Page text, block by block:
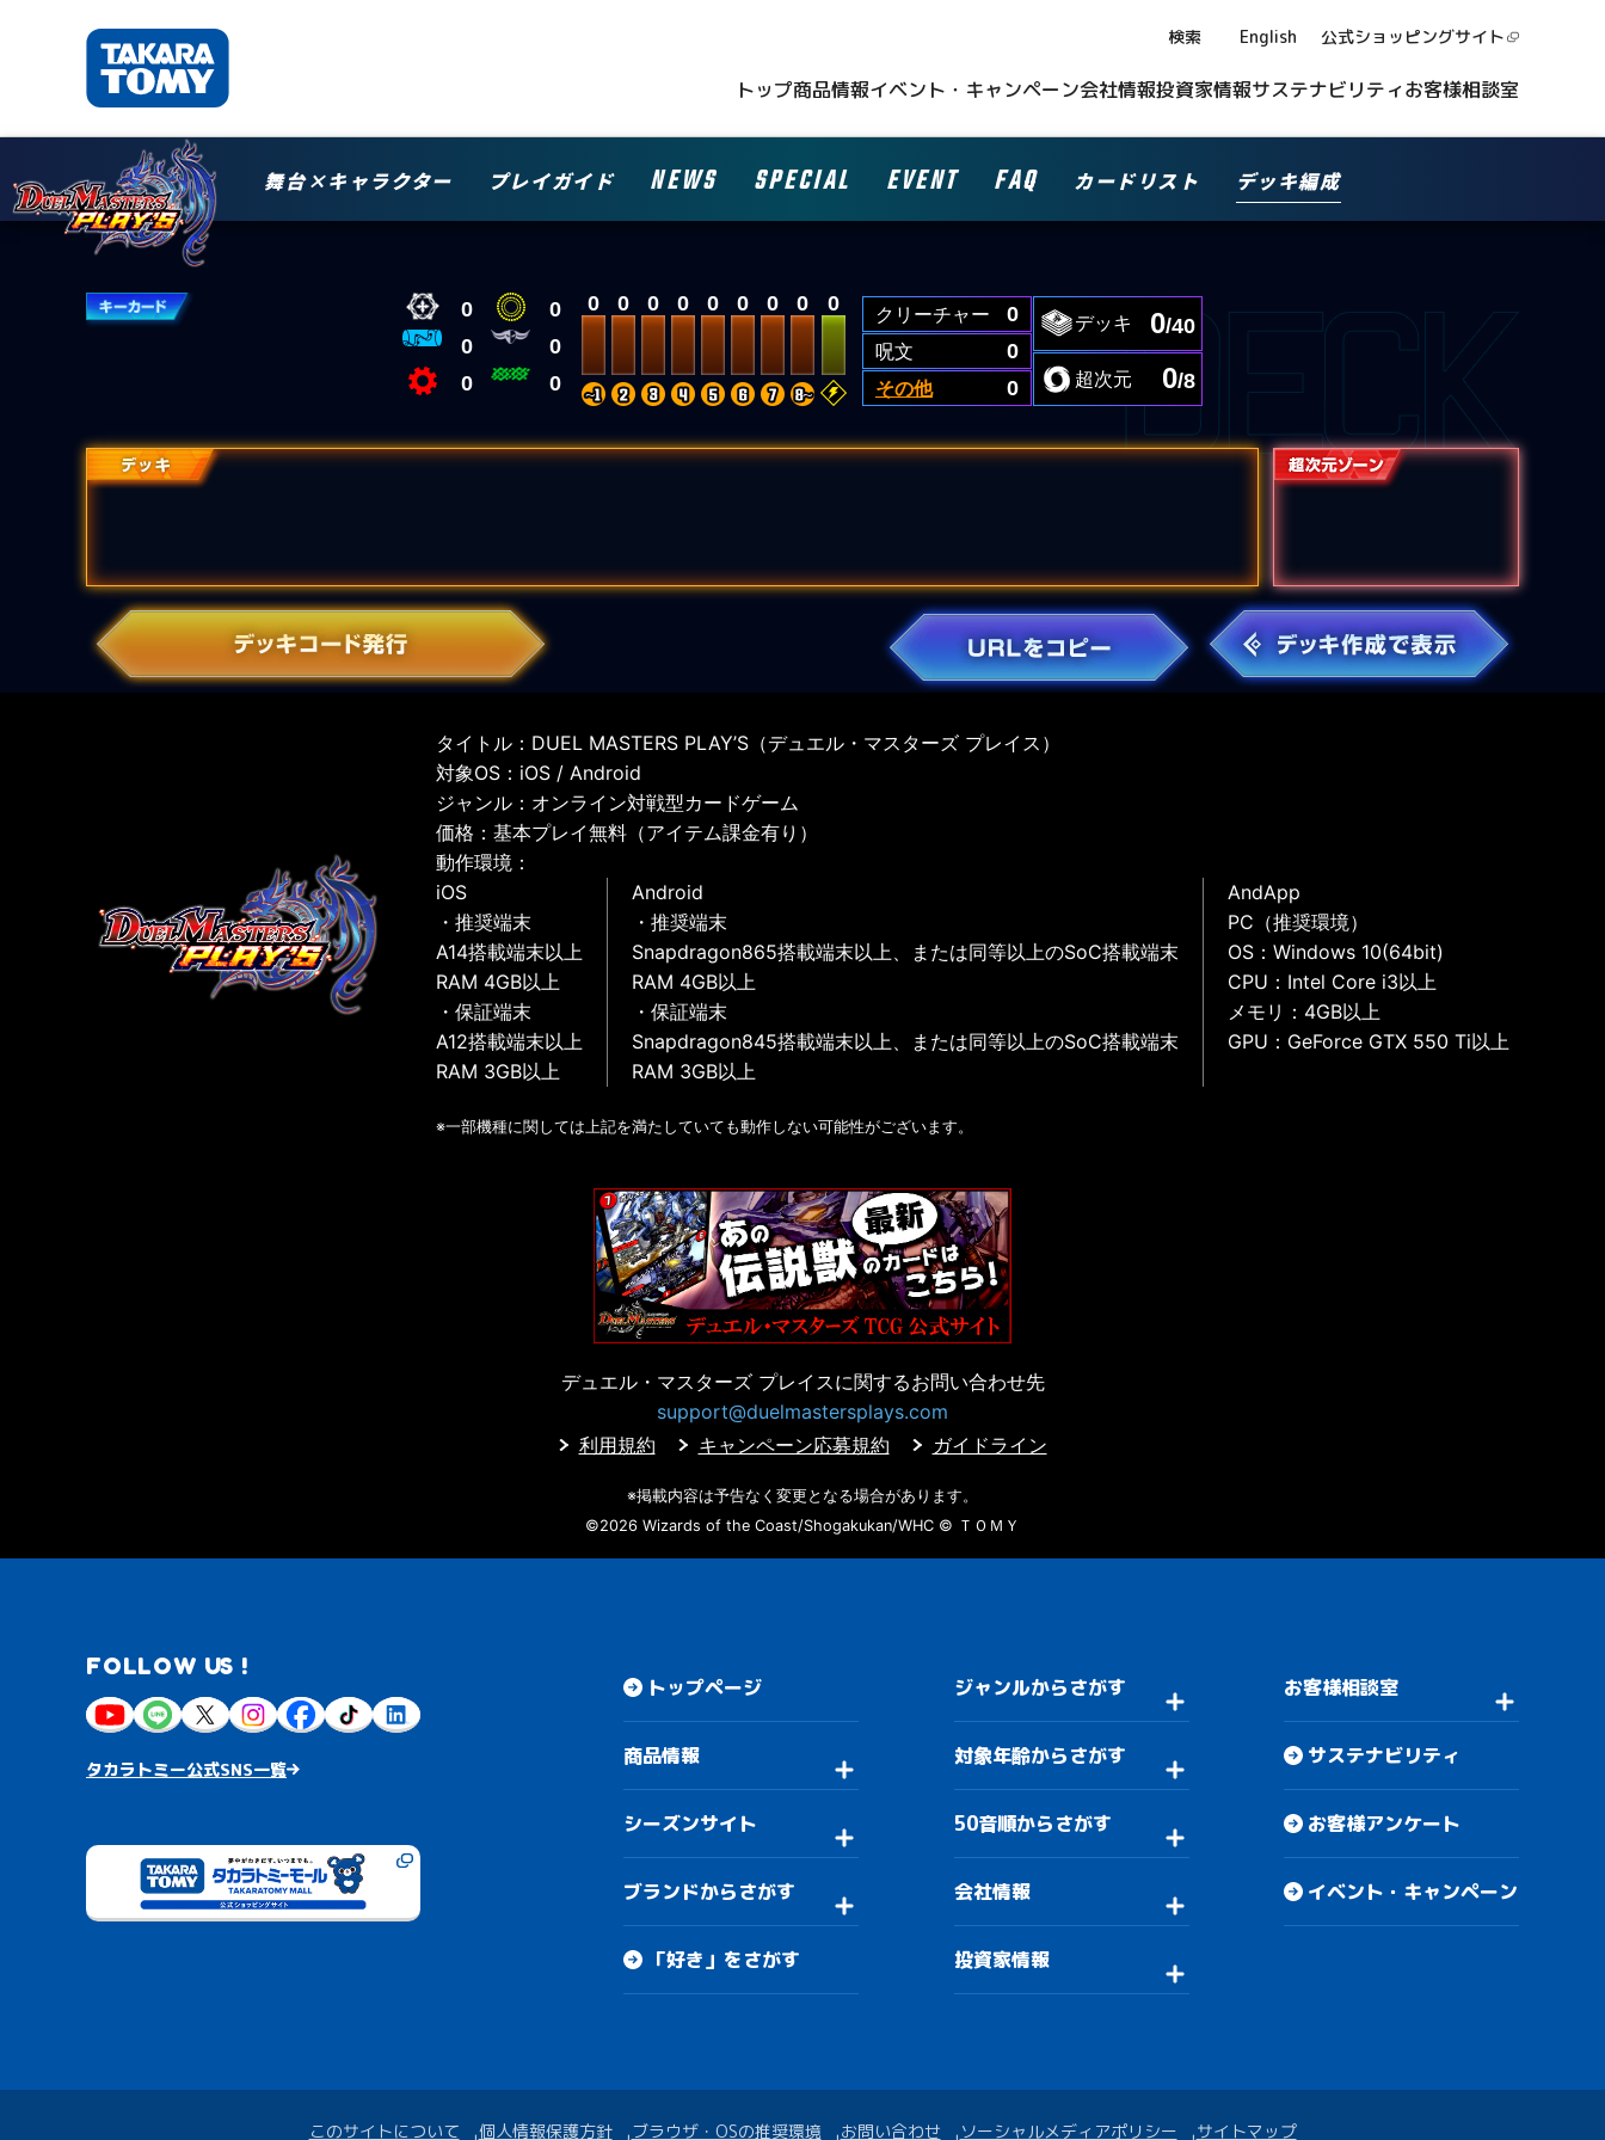
検索 English 公式ショッピングサイト
トップ商品情報イベント・キャンペーン会社情報投資家情報サステナビリティお客様相談室
舞台×キャラクター プレイガイド NEWS SPECIAL EVENT FAQ カードリスト デッキ編成
0
0
0
0
0
0
0 0 0 0 0 0 0 0 0 クリーチャー
0
呪文
0
その他
0
デッキ 0/40
超次元 0/8
タイトル：DUEL MASTERS PLAY’S（デュエル・マスターズ プレイス）
対象OS：iOS / Android
ジャンル：オンライン対戦型カードゲーム
価格：基本プレイ無料（アイテム課金有り）
動作環境：
iOS
・推奨端末
A14搭載端末以上
RAM 4GB以上
・保証端末
A12搭載端末以上
RAM 3GB以上
Android
・推奨端末
Snapdragon865搭載端末以上、または同等以上のSoC搭載端末
RAM 4GB以上
・保証端末
Snapdragon845搭載端末以上、または同等以上のSoC搭載端末
RAM 3GB以上
AndApp
PC（推奨環境）
OS：Windows 10(64bit)
CPU：Intel Core i3以上
メモリ：4GB以上
GPU：GeForce GTX 550 Ti以上
※一部機種に関しては上記を満たしていても動作しない可能性がございます。
デュエル・マスターズ プレイスに関するお問い合わせ先
support@duelmastersplays.com
利用規約
キャンペーン応募規約 ガイドライン
※掲載内容は予告なく変更となる場合があります。
©2026 Wizards of the Coast/Shogakukan/WHC © ＴＯＭＹ
FOLLOW US !
タカラトミー公式SNS一覧
トップページ
商品情報
シーズンサイト
ブランドからさがす
「好き」をさがす
ジャンルからさがす
対象年齢からさがす
50音順からさがす
会社情報
投資家情報
お客様相談室
サステナビリティ
お客様アンケート
イベント・キャンペーン
このサイトについて 個人情報保護方針 ブラウザ・OSの推奨環境 お問い合わせ ソーシャルメディアポリシー サイトマップ